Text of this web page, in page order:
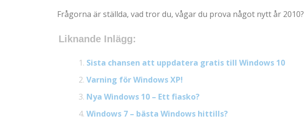
Frågorna är ställda, vad tror du, vågar du prova något nytt år 2010?
Liknande Inlägg:
Sista chansen att uppdatera gratis till Windows 10
Varning för Windows XP!
Nya Windows 10 – Ett fiasko?
Windows 7 – bästa Windows hittills?